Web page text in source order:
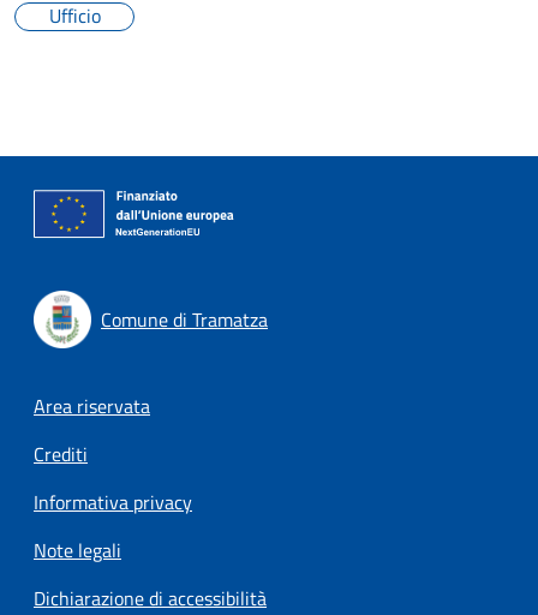
Ufficio
Comune di Tramatza
Footer menu
Area riservata
Crediti
Informativa privacy
Note legali
Dichiarazione di accessibilità